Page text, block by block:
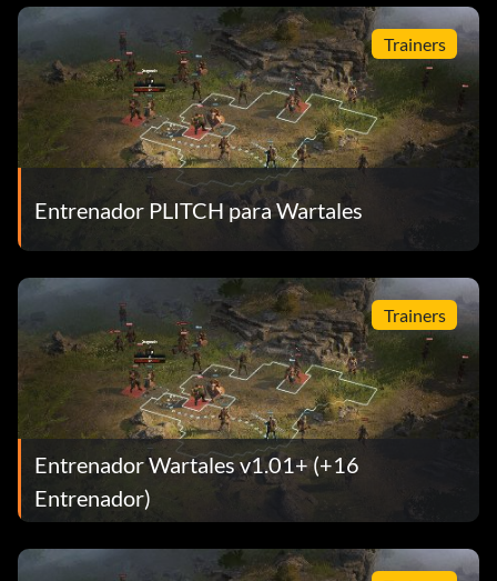
Trainers
Entrenador PLITCH para Wartales
Trainers
Entrenador Wartales v1.01+ (+16
Entrenador)